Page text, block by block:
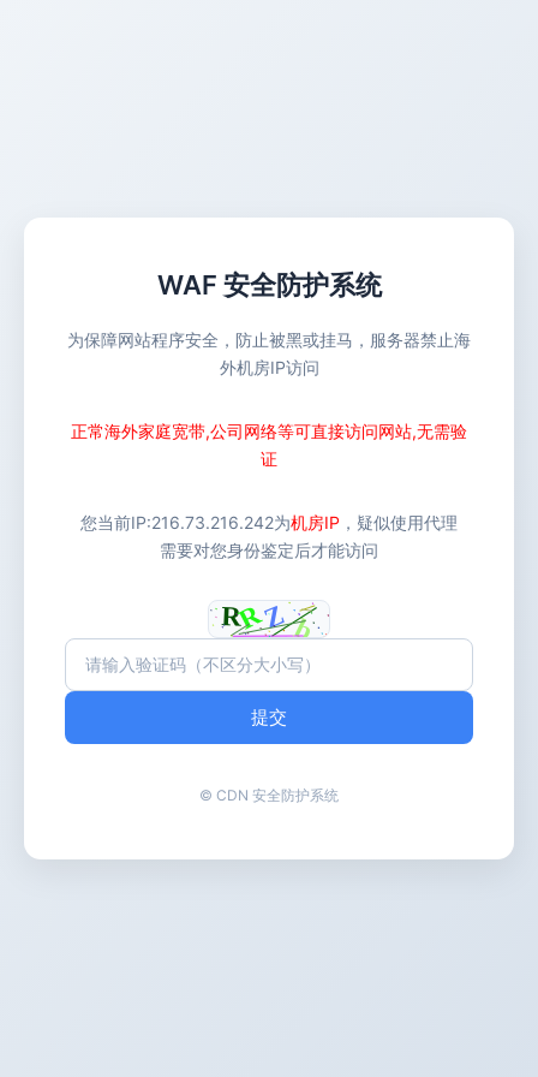
WAF 安全防护系统
为保障网站程序安全，防止被黑或挂马，服务器禁止海
外机房IP访问
正常海外家庭宽带,公司网络等可直接访问网站,无需验
证
您当前IP:216.73.216.242为机房IP ，疑似使用代理
需要对您身份鉴定后才能访问
提交
© CDN 安全防护系统